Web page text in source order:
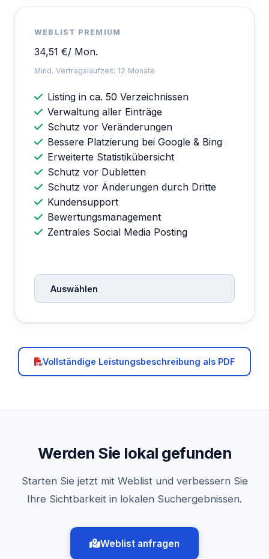
WEBLIST PREMIUM
34,51 €/ Mon.
Mind. Vertragslaufzeit: 12 Monate
Listing in ca. 50 Verzeichnissen
Verwaltung aller Einträge
Schutz vor Veränderungen
Bessere Platzierung bei Google & Bing
Erweiterte Statistikübersicht
Schutz vor Dubletten
Schutz vor Änderungen durch Dritte
Kundensupport
Bewertungsmanagement
Zentrales Social Media Posting
Auswählen
Vollständige Leistungsbeschreibung als PDF
Werden Sie lokal gefunden
Starten Sie jetzt mit Weblist und verbessern Sie
Ihre Sichtbarkeit in lokalen Suchergebnissen.
Weblist anfragen